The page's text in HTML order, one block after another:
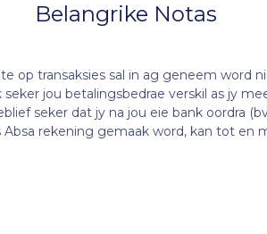
Belangrike Notas
op transaksies sal in ag geneem word
jou betalingsbedrae verskil as jy
seker dat jy na jou eie bank oordra
Absa rekening gemaak word, kan tot en